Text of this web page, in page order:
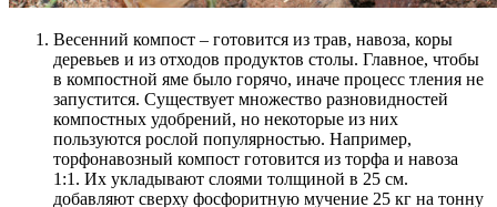
Весенний компост – готовится из трав, навоза, коры
деревьев и из отходов продуктов столы. Главное, чтобы
в компостной яме было горячо, иначе процесс тления не
запустится. Существует множество разновидностей
компостных удобрений, но некоторые из них
пользуются рослой популярностью. Например,
торфонавозный компост готовится из торфа и навоза
1:1. Их укладывают слоями толщиной в 25 см.
добавляют сверху фосфоритную мучение 25 кг на тонну